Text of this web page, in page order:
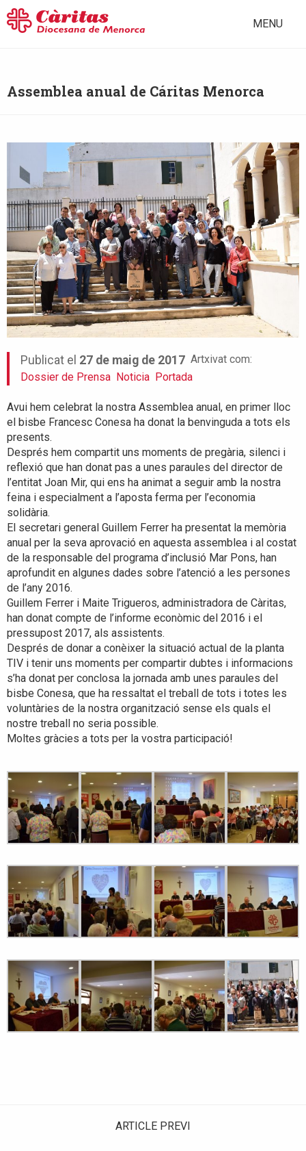
MENU
Assemblea anual de Cáritas Menorca
Publicat el 27 de maig de 2017 Artxivat com:
Dossier de Prensa Noticia Portada
Avui hem celebrat la nostra Assemblea anual, en primer lloc
el bisbe Francesc Conesa ha donat la benvinguda a tots els
presents.
Després hem compartit uns moments de pregària, silenci i
reflexió que han donat pas a unes paraules del director de
l’entitat Joan Mir, qui ens ha animat a seguir amb la nostra
feina i especialment a l’aposta ferma per l’economia
solidària.
El secretari general Guillem Ferrer ha presentat la memòria
anual per la seva aprovació en aquesta assemblea i al costat
de la responsable del programa d’inclusió Mar Pons, han
aprofundit en algunes dades sobre l’atenció a les persones
de l’any 2016.
Guillem Ferrer i Maite Trigueros, administradora de Càritas,
han donat compte de l’informe econòmic del 2016 i el
pressupost 2017, als assistents.
Després de donar a conèixer la situació actual de la planta
TIV i tenir uns moments per compartir dubtes i informacions
s’ha donat per conclosa la jornada amb unes paraules del
bisbe Conesa, que ha ressaltat el treball de tots i totes les
voluntàries de la nostra organització sense els quals el
nostre treball no seria possible.
Moltes gràcies a tots per la vostra participació!
ARTICLE PREVI